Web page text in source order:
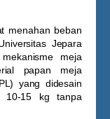
menahan beban
Jepara
meja
papan meja
yang didesain
10-15 kg tanpa